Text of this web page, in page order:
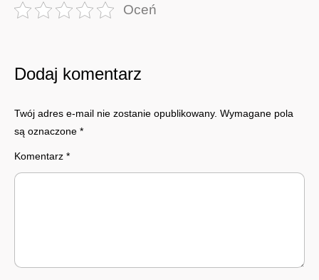
Oceń
Dodaj komentarz
Twój adres e-mail nie zostanie opublikowany. Wymagane pola
są oznaczone *
Komentarz *